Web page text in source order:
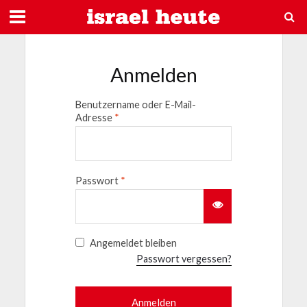
Anmelden
Benutzername oder E-Mail-
Adresse *
Passwort *
Angemeldet bleiben
Passwort vergessen?
Anmelden